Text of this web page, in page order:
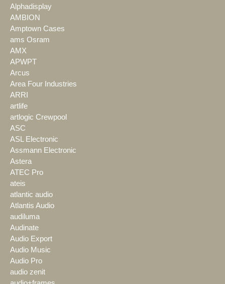
Alphadisplay
AMBION
Amptown Cases
ams Osram
AMX
APWPT
Arcus
Area Four Industries
ARRI
artlife
artlogic Crewpool
ASC
ASL Electronic
Assmann Electronic
Astera
ATEC Pro
ateis
atlantic audio
Atlantis Audio
audiluma
Audinate
Audio Export
Audio Music
Audio Pro
audio zenit